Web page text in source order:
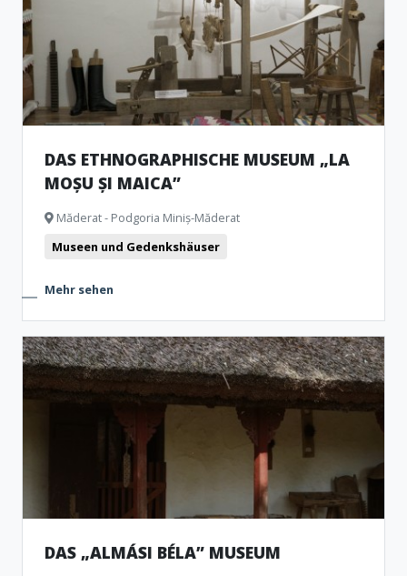
DAS ETHNOGRAPHISCHE MUSEUM „LA
MOȘU ȘI MAICA”
Măderat - Podgoria Miniș-Măderat
Museen und Gedenkshäuser
Mehr sehen
DAS „ALMÁSI BÉLA” MUSEUM